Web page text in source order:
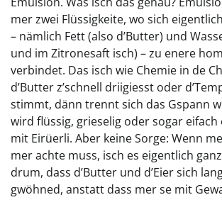
mer zwei Flüssigkeite, wo sich
– nämlich Fett (also d’Butter) und
und im Zitronesaft isch) – zu enere
verbindet. Das isch wie Chemie in de
d’Butter z’schnell driigiesst oder
stimmt, dänn trennt sich das Gspann
wird flüssig, grieselig oder sogar
mit Eirüerli. Aber keine Sorge: Wenn
mer achte muss, isch es eigentlich
drum, dass d’Butter und d’Eier sich
gwöhned, anstatt dass mer se mit